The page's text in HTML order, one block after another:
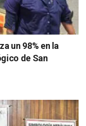
un 98% en la
de San